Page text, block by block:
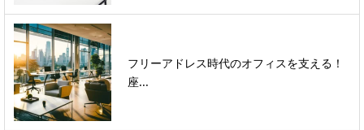
フリーアドレス時代のオフィスを支える！
座...